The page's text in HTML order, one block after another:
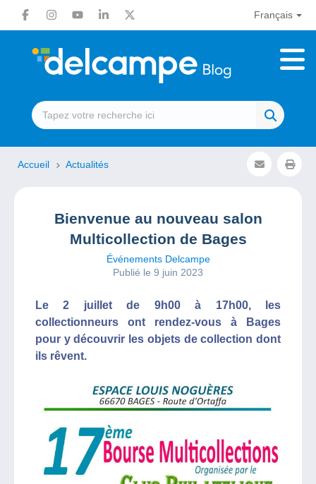
Français
Accueil Actualités
Bienvenue au nouveau salon
Multicollection de Bages
Événements Delcampe
Publié le 9 juin 2023
Le 2 juillet de 9h00 à 17h00, les
collectionneurs ont rendez-vous à Bages
pour y découvrir les objets de collection dont
ils rêvent.